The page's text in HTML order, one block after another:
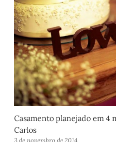
Casamento planejado em 4
Carlos
3 de novembro de 2014